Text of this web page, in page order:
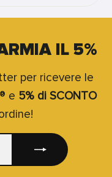
IL 5%
per ricevere le
e 5% di SCONTO